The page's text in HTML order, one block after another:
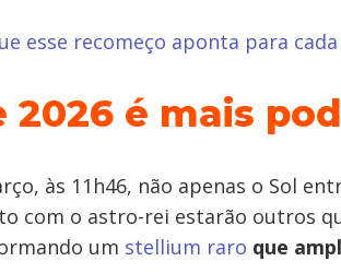
esse recomeço aponta para
2026 é mais
às 11h46, não apenas o Sol
com o astro-rei estarão outros
um stellium raro que